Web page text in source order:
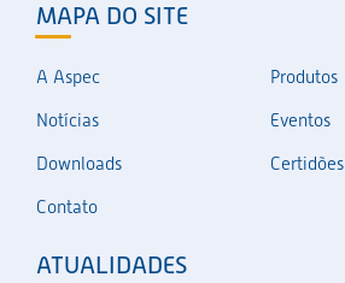
MAPA DO SITE
A Aspec
Produtos
Notícias
Eventos
Downloads
Certidões
Contato
ATUALIDADES